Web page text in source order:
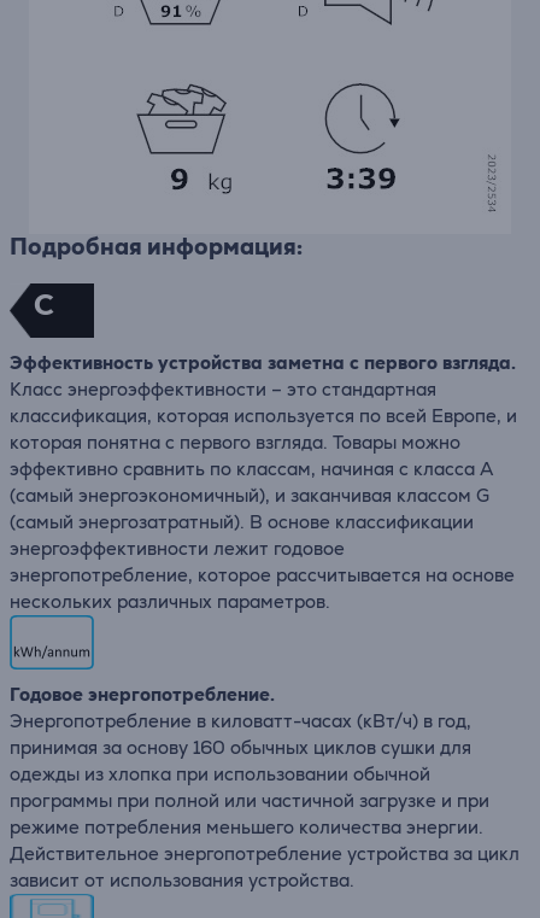
Подробная информация:
C
Эффективность устройства заметна с первого взгляда.
Класс энергоэффективности – это стандартная
классификация, которая используется по всей Европе, и
которая понятна с первого взгляда. Товары можно
эффективно сравнить по классам, начиная с класса А
(самый энергоэкономичный), и заканчивая классом G
(самый энергозатратный). В основе классификации
энергоэффективности лежит годовое
энергопотребление, которое рассчитывается на основе
нескольких различных параметров.
Годовое энергопотребление.
Энергопотребление в киловатт-часах (кВт/ч) в год,
принимая за основу 160 обычных циклов сушки для
одежды из хлопка при использовании обычной
программы при полной или частичной загрузке и при
режиме потребления меньшего количества энергии.
Действительное энергопотребление устройства за цикл
зависит от использования устройства.